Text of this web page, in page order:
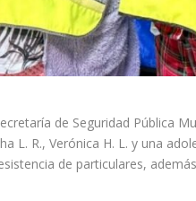
de Seguridad Pública
L. R., Verónica H. L. y una
de particulares,